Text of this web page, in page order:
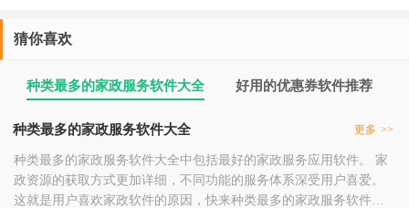
猜你喜欢
种类最多的家政服务软件大全 好用的优惠券软件推荐
种类最多的家政服务软件大全 更多 >>
种类最多的家政服务软件大全中包括最好的家政服务应用软件。 家
政资源的获取方式更加详细，不同功能的服务体系深受用户喜爱。
这就是用户喜欢家政软件的原因，快来种类最多的家政服务软件大